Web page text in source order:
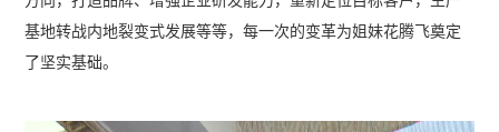
基地转战内地裂变式发展等等，每一次的变革为姐妹花腾飞奠定
了坚实基础。